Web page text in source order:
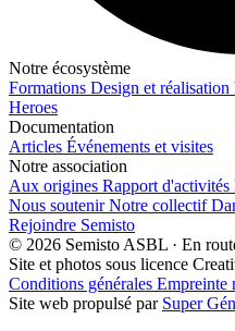
Notre écosystème
Formations Design et réalisation
Heroes
Documentation
Articles Événements et visites
Notre association
Aux origines Rapport d'activités
Nous soutenirNotre collectif
Rejoindre Semisto
© 2026 Semisto ASBL · En
Site et photos sous licence
Conditions générales Empreinte
Site web propulsé par Super